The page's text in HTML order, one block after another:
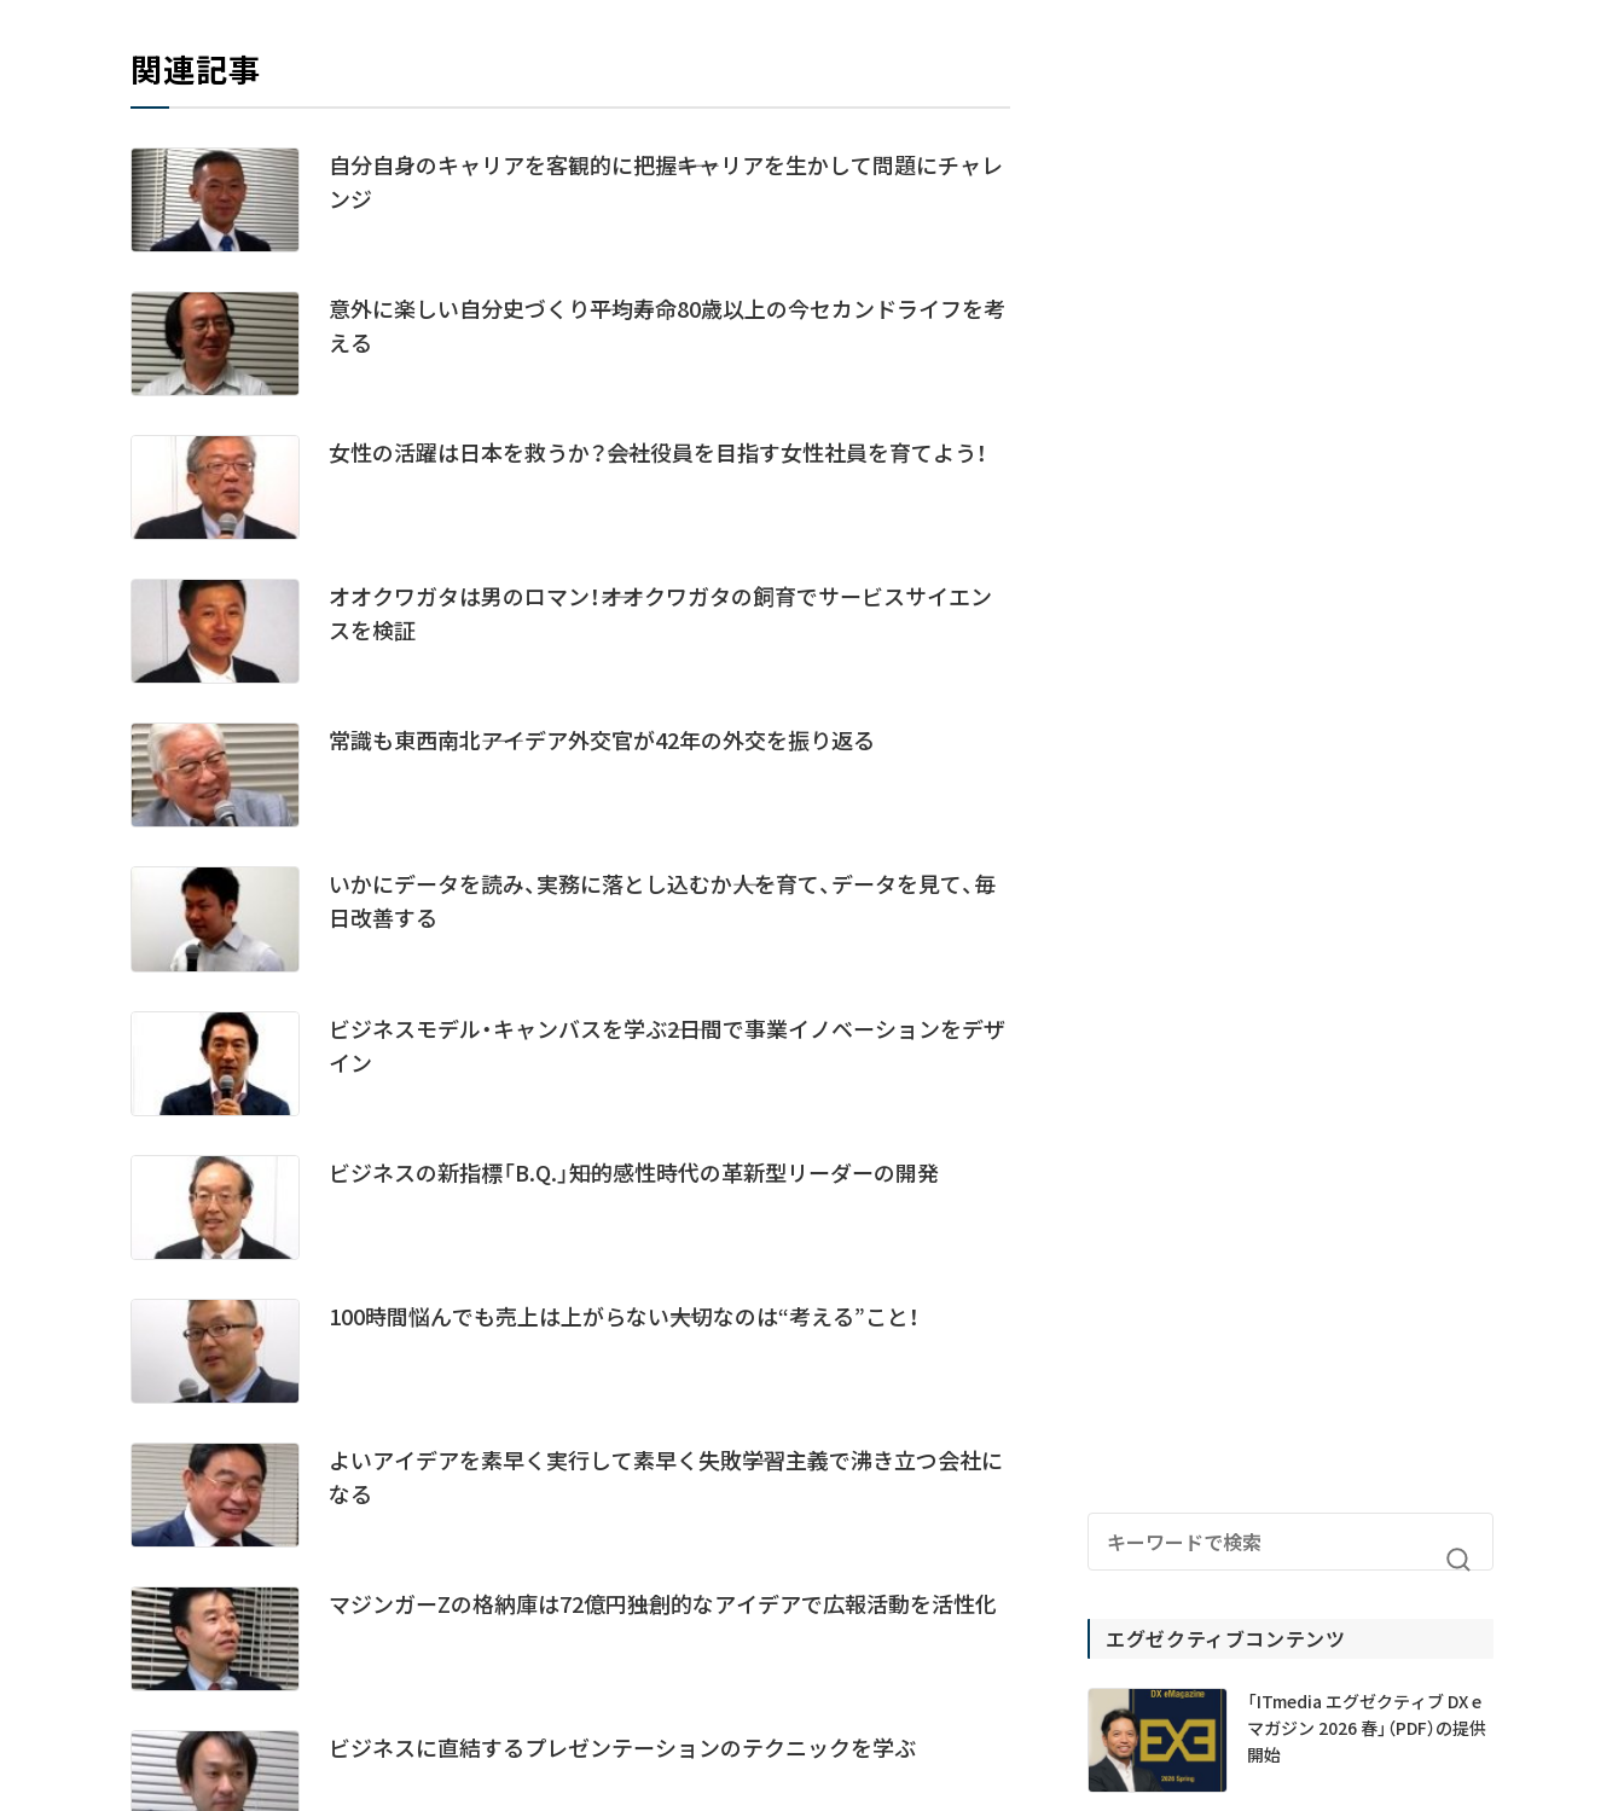
関連記事
自分自身のキャリアを客観的に把握――キャリアを生かして問題にチャレ
ンジ
意外に楽しい自分史づくり――平均寿命80歳以上の今セカンドライフを考
える
女性の活躍は日本を救うか？――会社役員を目指す女性社員を育てよう！
オオクワガタは男のロマン！――オオクワガタの飼育でサービスサイエン
スを検証
常識も東西南北――アイデア外交官が42年の外交を振り返る
いかにデータを読み、実務に落とし込むか――人を育て、データを見て、毎
日改善する
ビジネスモデル・キャンバスを学ぶ――2日間で事業イノベーションをデザ
イン
ビジネスの新指標「B.Q.」――知的感性時代の革新型リーダーの開発
100時間悩んでも売上は上がらない――大切なのは“考える”こと！
よいアイデアを素早く実行して素早く失敗――学習主義で沸き立つ会社に
なる
マジンガーZの格納庫は72億円――独創的なアイデアで広報活動を活性化
ビジネスに直結するプレゼンテーションのテクニックを学ぶ
エグゼクティブコンテンツ
「ITmedia エグゼクティブ DX e
マガジン 2026 春」（PDF）の提供
開始